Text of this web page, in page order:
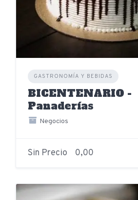
GASTRONOMÍA Y BEBIDAS
BICENTENARIO -
Panaderías
Negocios
Sin Precio 0,00